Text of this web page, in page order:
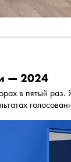
— 2024
в пятый раз.